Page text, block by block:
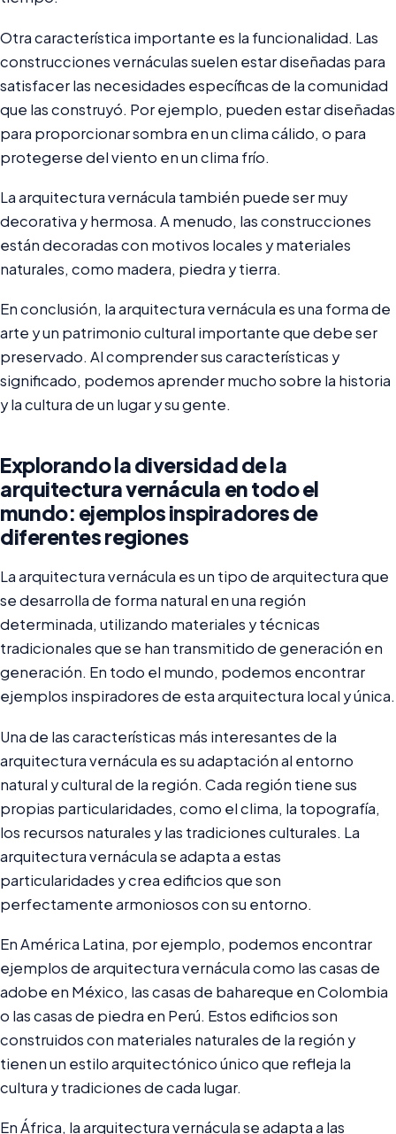
Otra característica importante es la funcionalidad. Las
construcciones vernáculas suelen estar diseñadas para
satisfacer las necesidades específicas de la comunidad
que las construyó. Por ejemplo, pueden estar diseñadas
para proporcionar sombra en un clima cálido, o para
protegerse del viento en un clima frío.
La arquitectura vernácula también puede ser muy
decorativa y hermosa. A menudo, las construcciones
están decoradas con motivos locales y materiales
naturales, como madera, piedra y tierra.
En conclusión, la arquitectura vernácula es una forma de
arte y un patrimonio cultural importante que debe ser
preservado. Al comprender sus características y
significado, podemos aprender mucho sobre la historia
y la cultura de un lugar y su gente.
Explorando la diversidad de la
arquitectura vernácula en todo el
mundo: ejemplos inspiradores de
diferentes regiones
La arquitectura vernácula es un tipo de arquitectura que
se desarrolla de forma natural en una región
determinada, utilizando materiales y técnicas
tradicionales que se han transmitido de generación en
generación. En todo el mundo, podemos encontrar
ejemplos inspiradores de esta arquitectura local y única.
Una de las características más interesantes de la
arquitectura vernácula es su adaptación al entorno
natural y cultural de la región. Cada región tiene sus
propias particularidades, como el clima, la topografía,
los recursos naturales y las tradiciones culturales. La
arquitectura vernácula se adapta a estas
particularidades y crea edificios que son
perfectamente armoniosos con su entorno.
En América Latina, por ejemplo, podemos encontrar
ejemplos de arquitectura vernácula como las casas de
adobe en México, las casas de bahareque en Colombia
o las casas de piedra en Perú. Estos edificios son
construidos con materiales naturales de la región y
tienen un estilo arquitectónico único que refleja la
cultura y tradiciones de cada lugar.
En África, la arquitectura vernácula se adapta a las